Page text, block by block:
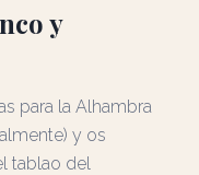
y
para la Alhambra
y os
tablao del